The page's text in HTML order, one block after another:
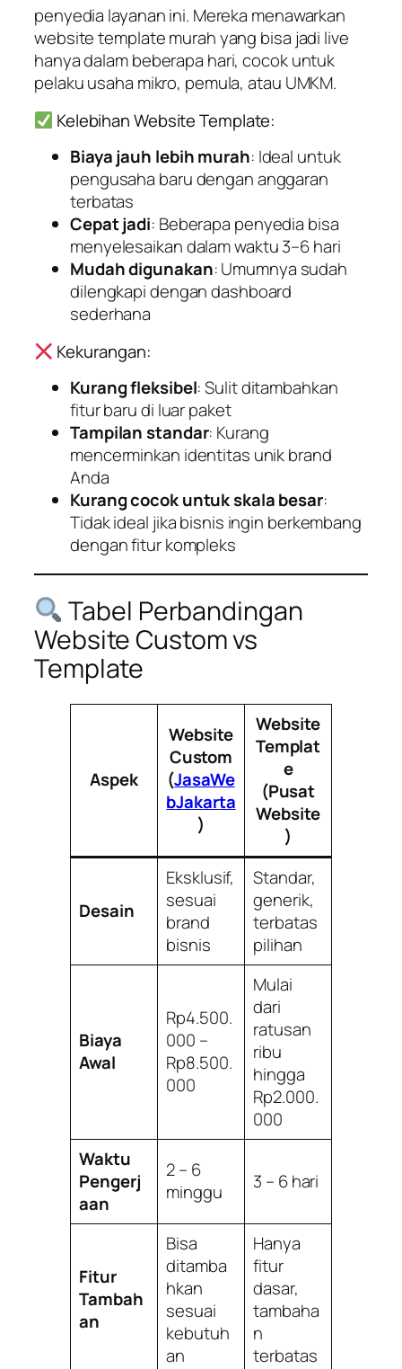
penyedia layanan ini. Mereka menawarkan
website template murah yang bisa jadi live
hanya dalam beberapa hari, cocok untuk
pelaku usaha mikro, pemula, atau UMKM.
Kelebihan Website Template:
Biaya jauh lebih murah: Ideal untuk
pengusaha baru dengan anggaran
terbatas
Cepat jadi: Beberapa penyedia bisa
menyelesaikan dalam waktu 3–6 hari
Mudah digunakan: Umumnya sudah
dilengkapi dengan dashboard
sederhana
Kekurangan:
Kurang fleksibel: Sulit ditambahkan
fitur baru di luar paket
Tampilan standar: Kurang
mencerminkan identitas unik brand
Anda
Kurang cocok untuk skala besar:
Tidak ideal jika bisnis ingin berkembang
dengan fitur kompleks
Tabel Perbandingan
Website Custom vs
Template
Aspek
Website
Custom
(JasaWe
bJakarta
)
Website
Templat
e
(Pusat
Website
)
Desain
Eksklusif,
sesuai
brand
bisnis
Standar,
generik,
terbatas
pilihan
Biaya
Awal
Rp4.500.
000 –
Rp8.500.
000
Mulai
dari
ratusan
ribu
hingga
Rp2.000.
000
Waktu
Pengerj
aan
2 – 6
minggu
3 – 6 hari
Fitur
Tambah
an
Bisa
ditamba
hkan
sesuai
kebutuh
an
Hanya
fitur
dasar,
tambaha
n
terbatas